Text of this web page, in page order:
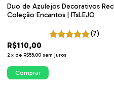
Duo de Azulejos Decorativos
Coleção Encantos | ITsLEJO
(7)
R$110,00
2 x de R$55,00 sem juros
Comprar